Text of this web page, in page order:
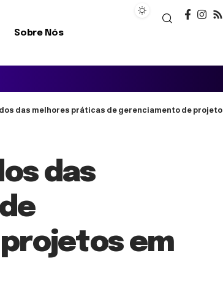
Sobre Nós
das melhores práticas de gerenciamento de projetos em saúde
das
em